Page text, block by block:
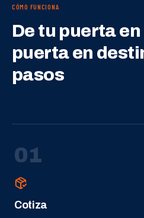
CÓMO FUNCIONA
De tu puerta en
puerta en
pasos
01
Cotiza